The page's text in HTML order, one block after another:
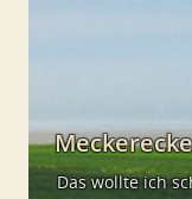
Meckerecke
Das wollte ich